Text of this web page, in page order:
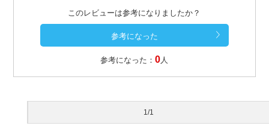
このレビューは参考になりましたか？
参考になった：0人
1/1